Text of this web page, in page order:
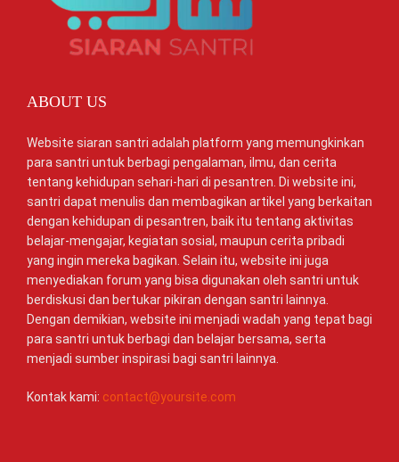
ABOUT US
Website siaran santri adalah platform yang memungkinkan
para santri untuk berbagi pengalaman, ilmu, dan cerita
tentang kehidupan sehari-hari di pesantren. Di website ini,
santri dapat menulis dan membagikan artikel yang berkaitan
dengan kehidupan di pesantren, baik itu tentang aktivitas
belajar-mengajar, kegiatan sosial, maupun cerita pribadi
yang ingin mereka bagikan. Selain itu, website ini juga
menyediakan forum yang bisa digunakan oleh santri untuk
berdiskusi dan bertukar pikiran dengan santri lainnya.
Dengan demikian, website ini menjadi wadah yang tepat bagi
para santri untuk berbagi dan belajar bersama, serta
menjadi sumber inspirasi bagi santri lainnya.
Kontak kami: contact@yoursite.com